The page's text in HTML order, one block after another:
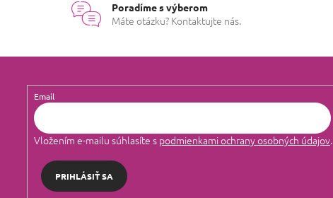
Poradíme s výberom
Máte otázku? Kontaktujte nás.
Email
Vložením e-mailu súhlasíte s podmienkami ochrany osobných údajov.
PRIHLÁSIŤ SA